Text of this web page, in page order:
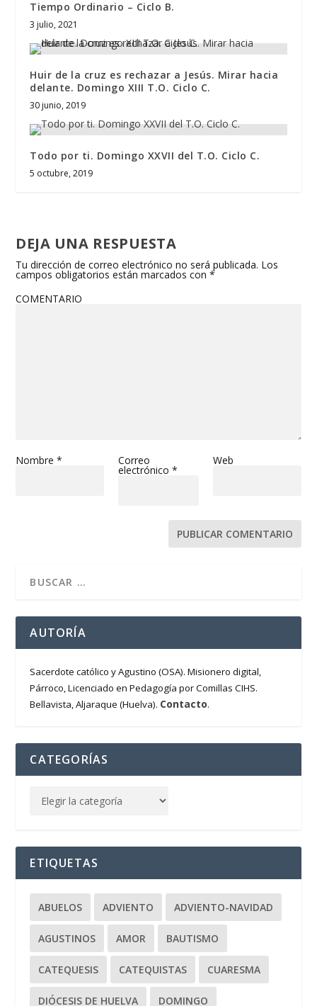
Tiempo Ordinario – Ciclo B.
3 julio, 2021
Huir de la cruz es rechazar a Jesús. Mirar hacia
delante. Domingo XIII T.O. Ciclo C.
30 junio, 2019
Todo por ti. Domingo XXVII del T.O. Ciclo C.
5 octubre, 2019
DEJA UNA RESPUESTA
Tu dirección de correo electrónico no será publicada. Los
campos obligatorios están marcados con*
COMENTARIO
Nombre* Correo
electrónico *
Web
AUTORÍA
Sacerdote católico y Agustino (OSA). Misionero digital,
Párroco, Licenciado en Pedagogía por Comillas CIHS.
Bellavista, Aljaraque (Huelva). Contacto.
CATEGORÍAS
ETIQUETAS
ABUELOS ADVIENTO ADVIENTO-NAVIDAD
AGUSTINOS AMOR BAUTISMO
CATEQUESIS CATEQUISTAS CUARESMA
DIÓCESIS DE HUELVA DOMINGO